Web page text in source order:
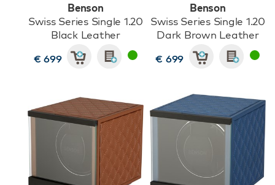
Benson
Swiss Series Single 1.20
Black Leather
€ 699
Benson
Swiss Series Single 1.20
Dark Brown Leather
€ 699